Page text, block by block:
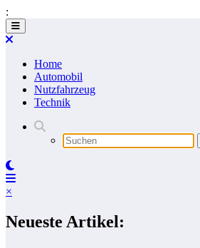
:
Zum
Inhalt
Home
Automobil
Nutzfahrzeug
Technik
×
Neueste Artikel: